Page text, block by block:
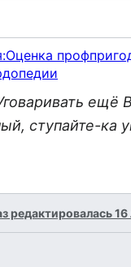
ещё
ступайте-ка
редактировалась 16